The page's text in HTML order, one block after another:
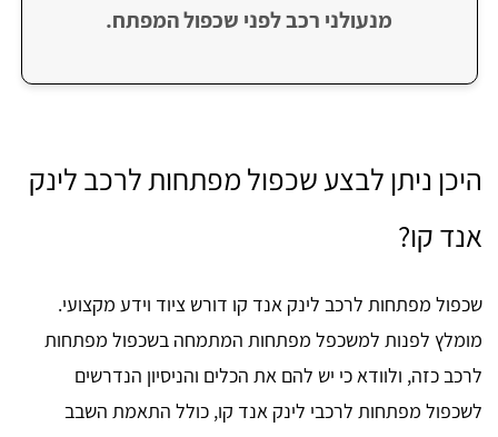
מנעולני רכב לפני שכפול המפתח.
היכן ניתן לבצע שכפול מפתחות לרכב לינק
אנד קו?
שכפול מפתחות לרכב לינק אנד קו דורש ציוד וידע מקצועי.
מומלץ לפנות למשכפל מפתחות המתמחה בשכפול מפתחות
לרכב כזה, ולוודא כי יש להם את הכלים והניסיון הנדרשים
לשכפול מפתחות לרכבי לינק אנד קו, כולל התאמת השבב